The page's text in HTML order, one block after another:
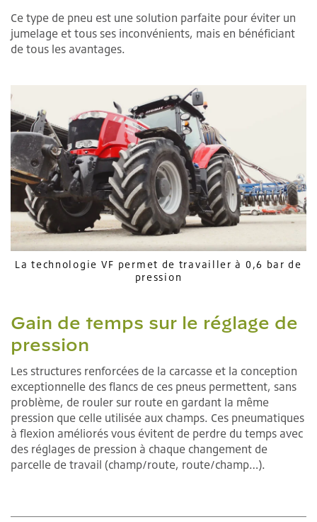
Ce type de pneu est une solution parfaite pour éviter un
jumelage et tous ses inconvénients, mais en bénéficiant
de tous les avantages.
La technologie VF permet de travailler à 0,6 bar de
pression
Gain de temps sur le réglage de
pression
Les structures renforcées de la carcasse et la conception
exceptionnelle des flancs de ces pneus permettent, sans
problème, de rouler sur route en gardant la même
pression que celle utilisée aux champs. Ces pneumatiques
à flexion améliorés vous évitent de perdre du temps avec
des réglages de pression à chaque changement de
parcelle de travail (champ/route, route/champ…).